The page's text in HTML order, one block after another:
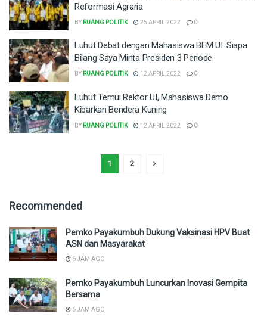
Reformasi Agraria
BY RUANG POLITIK 25 APRIL 2022 0
Luhut Debat dengan Mahasiswa BEM UI: Siapa
Bilang Saya Minta Presiden 3 Periode
BY RUANG POLITIK 12 APRIL 2022 0
Luhut Temui Rektor UI, Mahasiswa Demo
Kibarkan Bendera Kuning
BY RUANG POLITIK 12 APRIL 2022 0
1 2
Recommended
Pemko Payakumbuh Dukung Vaksinasi HPV Buat
ASN dan Masyarakat
6 JAM AGO
Pemko Payakumbuh Luncurkan Inovasi Gempita
Bersama
6 JAM AGO